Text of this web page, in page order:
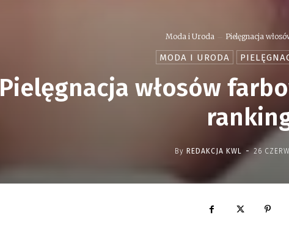
Moda i Uroda Pielęgnacja
MODA I URODA
Pielęgnacja włosów
By REDAKCJA KWL - 26